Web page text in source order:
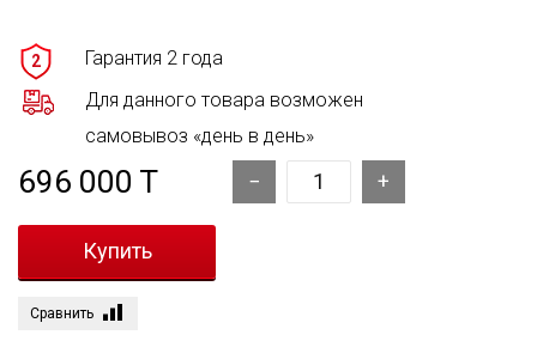
2
Гарантия 2 года
Для данного товара возможен
самовывоз «день в день»
696 000 T
Сравнить